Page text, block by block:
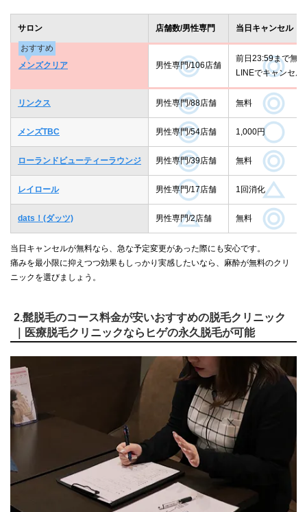
サロン 店舗数/男性専門 当日キャンセル
おすすめ
メンズクリア
男性専門/106店舗
前日23:59まで無料
LINEでキャンセル
リンクス 男性専門/88店舗 無料
メンズTBC 男性専門/54店舗 1,000円
ローランドビューティーラウンジ 男性専門/39店舗 無料
レイロール 男性専門/17店舗 1回消化
dats！(ダッツ) 男性専門/2店舗 無料
当日キャンセルが無料なら、急な予定変更があった際にも安心です。
痛みを最小限に抑えつつ効果もしっかり実感したいなら、麻酔が無料のクリ
ニックを選びましょう。
2.髭脱毛のコース料金が安いおすすめの脱毛クリニック
｜医療脱毛クリニックならヒゲの永久脱毛が可能